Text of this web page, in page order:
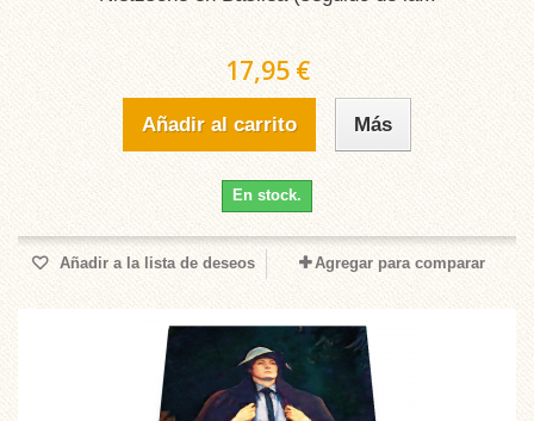
17,95 €
Añadir al carrito Más
En stock.
Añadir a la lista de deseos Agregar para comparar